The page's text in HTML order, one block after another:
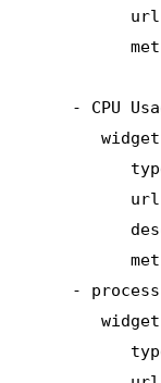
- CPU
-